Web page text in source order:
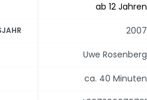
ab 12 Jahren
2007
Uwe Rosenberg
ca. 40 Minuten